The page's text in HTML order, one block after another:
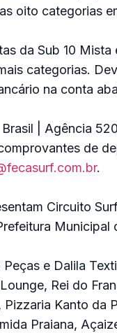
oito categorias
da Sub 10 Mista
categorias.
na conta
| Agência
de
.
Circuito
Municipal
e Dalila
Rei do
Kanto da
Praiana,